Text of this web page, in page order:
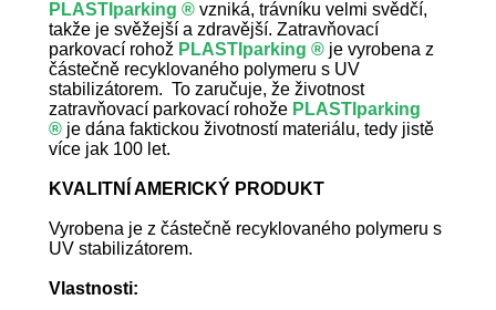
PLASTIparking ®vzniká, trávníku velmi svědčí,
takže je svěžejší a zdravější. Zatravňovací
parkovací rohož PLASTIparking ®je vyrobena z
částečně recyklovaného polymeru s UV
stabilizátorem. To zaručuje, že životnost
zatravňovací parkovací rohože PLASTIparking
®je dána faktickou životností materiálu, tedy jistě
více jak 100 let.
KVALITNÍ AMERICKÝ PRODUKT
Vyrobena je z částečně recyklovaného polymeru s
UV stabilizátorem.
Vlastnosti: